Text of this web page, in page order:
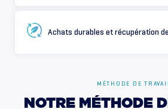
Achats durables et récupération
MÉTHODE DE
NOTRE MÉTHODE